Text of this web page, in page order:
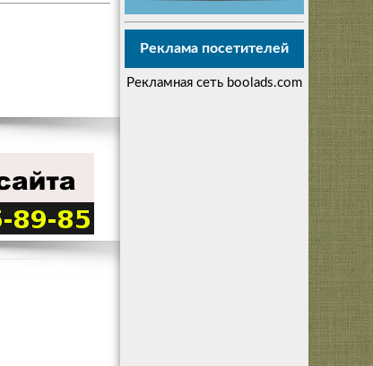
Реклама посетителей
Рекламная сеть boolads.com